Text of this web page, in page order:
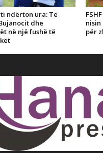
ndërton ura: Të
dhe
në një fushë të
nisin
për